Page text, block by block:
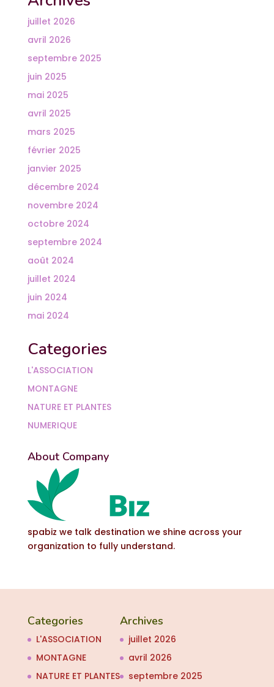
juillet 2026
avril 2026
septembre 2025
juin 2025
mai 2025
avril 2025
mars 2025
février 2025
janvier 2025
décembre 2024
novembre 2024
octobre 2024
septembre 2024
août 2024
juillet 2024
juin 2024
mai 2024
Categories
L'ASSOCIATION
MONTAGNE
NATURE ET PLANTES
NUMERIQUE
About Company
spabiz we talk destination we shine across your
organization to fully understand.
Categories
L'ASSOCIATION
MONTAGNE
NATURE ET PLANTES
Archives
juillet 2026
avril 2026
septembre 2025